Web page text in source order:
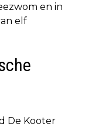
en in
elf
De Kooter